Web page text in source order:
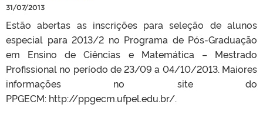
31/07/2013
Estão abertas as inscrições para seleção de alunos
especial para 2013/2 no Programa de Pós-Graduação
em Ensino de Ciências e Matemática – Mestrado
Profissional no período de 23/09 a 04/10/2013. Maiores
informações no site do
PPGECM: http://ppgecm.ufpel.edu.br/.